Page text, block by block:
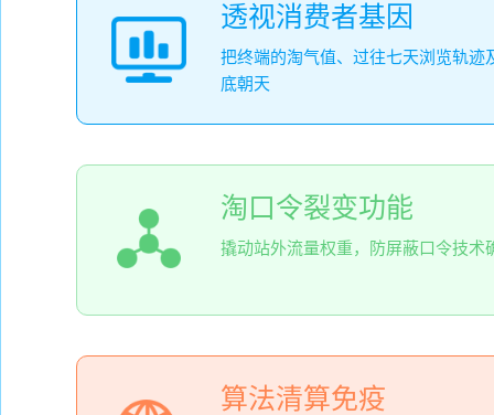
透视消费者基因
把终端的淘气值、过往七天浏览轨迹
底朝天
淘口令裂变功能
撬动站外流量权重，防屏蔽口令技术
算法清算免疫